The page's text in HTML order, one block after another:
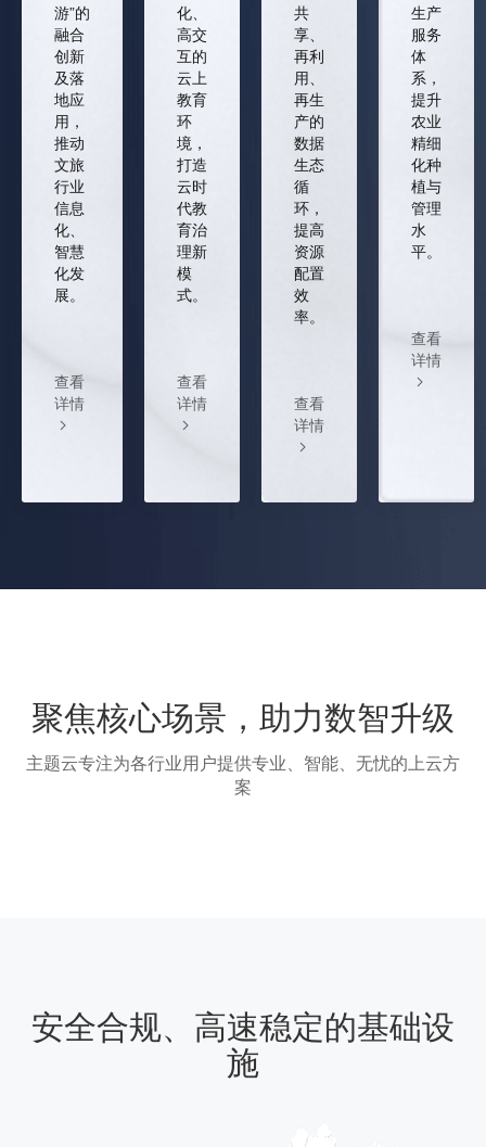
游”的
融合
创新
及落
地应
用，
推动
文旅
行业
信息
化、
智慧
化发
展。
查看
详情
化、
高交
互的
云上
教育
环
境，
打造
云时
代教
育治
理新
模
式。
查看
详情
共
享、
再利
用、
再生
产的
数据
生态
循
环，
提高
资源
配置
效
率。
查看
详情
生产
服务
体
系，
提升
农业
精细
化种
植与
管理
水
平。
查看
详情
聚焦核心场景，助力数智升级
主题云专注为各行业用户提供专业、智能、无忧的上云方
案
安全合规、高速稳定的基础设
施